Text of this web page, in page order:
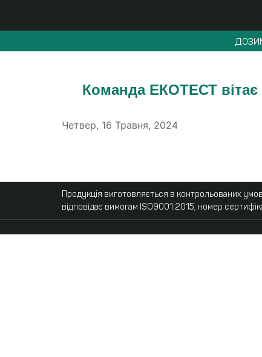
Команда ЕКОТЕСТ вітає
Четвер, 16 Травня, 2024
Продукція виготовляється в контрольованих
відповідає вимогам ISO9001:2015, номер